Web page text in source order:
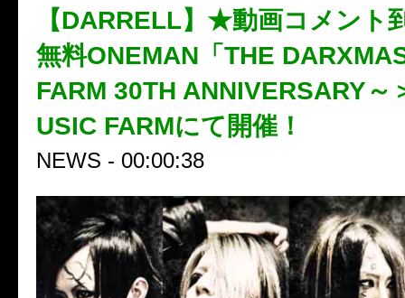
【DARRELL】★動画コメント
無料ONEMAN「THE
FARM 30TH ANNIVERSARY～
USIC FARMにて開催！
NEWS - 00:00:38